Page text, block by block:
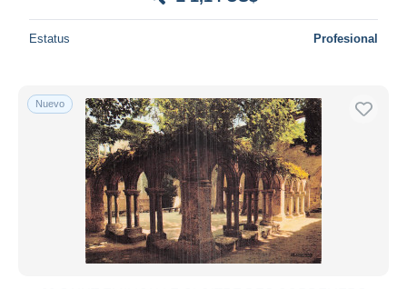
Estatus Profesional
Nuevo